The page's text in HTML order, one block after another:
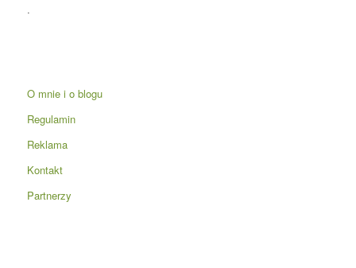
.
O mnie i o blogu
Regulamin
Reklama
Kontakt
Partnerzy